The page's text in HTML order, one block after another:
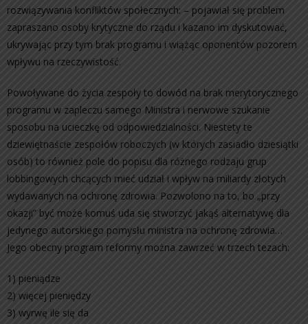
rozwiązywania konfliktów społecznych: – pojawiał się problem
zapraszano osoby krytyczne do rządu i kazano im dyskutować,
ukrywając przy tym brak programu i wiążąc oponentów pozorem
wpływu na rzeczywistość.
Powoływane do życia zespoły to dowód na brak merytorycznego
programu w zapleczu samego Ministra i nerwowe szukanie
sposobu na ucieczkę od odpowiedzialności. Niestety te
dziewiętnaście zespołów roboczych (w których zasiadło dziesiątki
osób) to również pole do popisu dla różnego rodzaju grup
lobbingowych chcących mieć udział i wpływ na miliardy złotych
wydawanych na ochronę zdrowia. Pozwolono na to, bo „przy
okazji” być może komuś uda się stworzyć jakąś alternatywę dla
jedynego autorskiego pomysłu ministra na ochronę zdrowia…
Jego obecny program reformy można zawrzeć w trzech tezach:
1) pieniądze
2) więcej pieniędzy
3) wyrwę ile się da